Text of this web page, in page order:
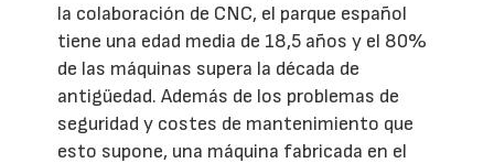
la colaboración de CNC, el parque español
tiene una edad media de 18,5 años y el 80%
de las máquinas supera la década de
antigüedad. Además de los problemas de
seguridad y costes de mantenimiento que
esto supone, una máquina fabricada en el